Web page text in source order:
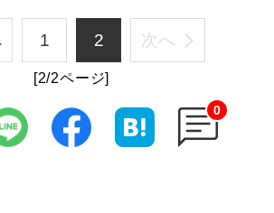
1 2 次へ
[2/2ページ]
0